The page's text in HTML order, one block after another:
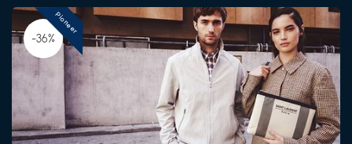
-36%
Pioneer